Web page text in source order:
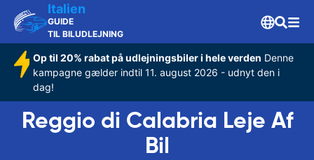
Italien
GUIDE
TIL BILUDLEJNING
Op til 20% rabat på udlejningsbiler i hele verden Denne
kampagne gælder indtil 11. august 2026 - udnyt den i
dag!
Reggio di Calabria Leje Af
Bil